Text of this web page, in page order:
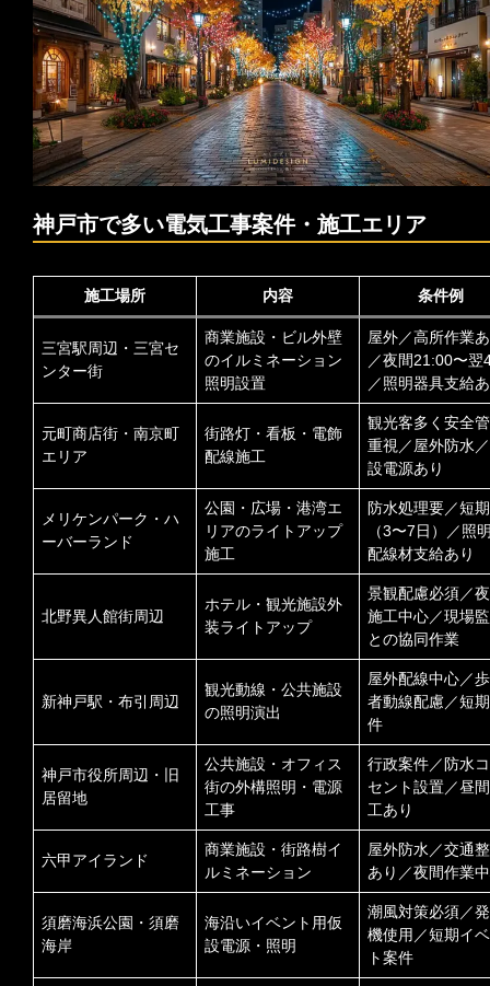
神戸市で多い電気工事案件・施工エリア
施工場所 内容 条件例
三宮駅周辺・三宮セ
ンター街
商業施設・ビル外壁
のイルミネーション
照明設置
屋外／高所作業
／夜間21:00〜翌
／照明器具支給
元町商店街・南京町
エリア
街路灯・看板・電飾
配線施工
観光客多く安全
重視／屋外防水
設電源あり
メリケンパーク・ハ
ーバーランド
公園・広場・港湾エ
リアのライトアップ
施工
防水処理要／短期
（3〜7日）／照
配線材支給あり
北野異人館街周辺
ホテル・観光施設外
装ライトアップ
景観配慮必須／
施工中心／現場
との協同作業
新神戸駅・布引周辺
観光動線・公共施設
の照明演出
屋外配線中心／
者動線配慮／短
件
神戸市役所周辺・旧
居留地
公共施設・オフィス
街の外構照明・電源
工事
行政案件／防水
セント設置／昼
工あり
六甲アイランド
商業施設・街路樹イ
ルミネーション
屋外防水／交通
あり／夜間作業
須磨海浜公園・須磨
海岸
海沿いイベント用仮
設電源・照明
潮風対策必須／
機使用／短期イ
ト案件